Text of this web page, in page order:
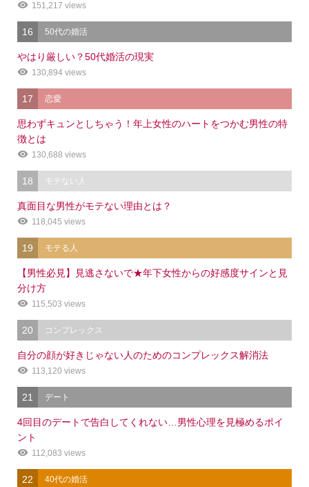
151,217 views
16 50代の婚活
やはり厳しい？50代婚活の現実
130,894 views
17 恋愛
思わずキュンとしちゃう！年上女性のハートをつかむ男性の特
徴とは
130,688 views
18 モテない人
真面目な男性がモテない理由とは？
118,045 views
19 モテる人
【男性必見】見逃さないで★年下女性からの好感度サインと見
分け方
115,503 views
20 コンプレックス
自分の顔が好きじゃない人のためのコンプレックス解消法
113,120 views
21 デート
4回目のデートで告白してくれない…男性心理を見極めるポイ
ント
112,083 views
22 40代の婚活